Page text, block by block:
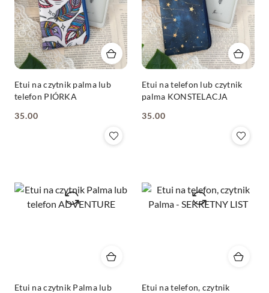
Etui na czytnik palma lub
telefon PIÓRKA
Cena:
35.00
Etui na telefon lub czytnik
palma KONSTELACJA
Cena:
35.00
Etui na czytnik Palma lub
Etui na telefon, czytnik